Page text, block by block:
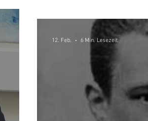
12. Feb. 6 Min. Lesezeit